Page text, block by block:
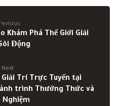
Khám Phá Thế Giới Giải
Động
Next
Trí Trực Tuyến tại
trình Thưởng Thức và
Nghiệm